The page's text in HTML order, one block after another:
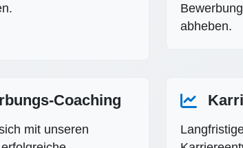
abheben.
Coaching
mit unseren